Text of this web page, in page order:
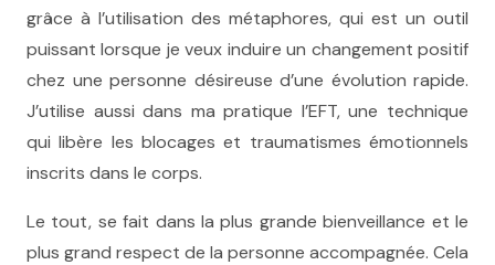
grâce à l’utilisation des métaphores, qui est un outil
puissant lorsque je veux induire un changement positif
chez une personne désireuse d’une évolution rapide.
J’utilise aussi dans ma pratique l’EFT, une technique
qui libère les blocages et traumatismes émotionnels
inscrits dans le corps.
Le tout, se fait dans la plus grande bienveillance et le
plus grand respect de la personne accompagnée. Cela